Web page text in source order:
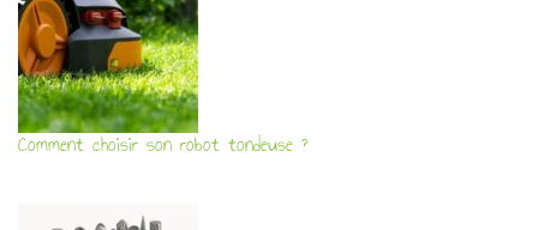
Comment choisir son robot tondeuse ?